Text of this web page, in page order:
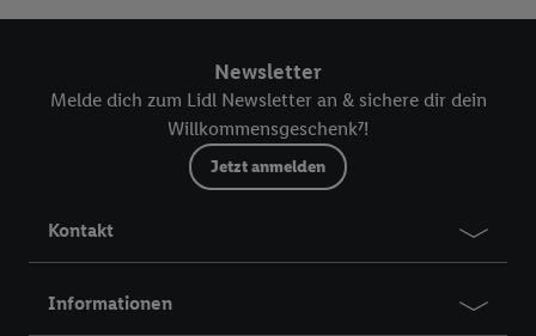
Newsletter
Melde dich zum Lidl Newsletter an & sichere dir dein
Willkommensgeschenk⁷!
Jetzt anmelden
Kontakt
Informationen